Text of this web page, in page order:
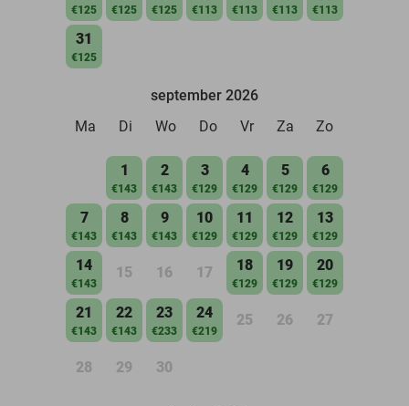
€125 €125 €125 €113 €113 €113 €113
31
€125
september 2026
Ma
Di Wo Do Vr Za Zo
1
€143
2
€143
3
€129
4
€129
5
€129
6
€129
7
€143
8
€143
9
€143
10
€129
11
€129
12
€129
13
€129
14
€143
15 16 17 18
€129
19
€129
20
€129
21
€143
22
€143
23
€233
24
€219
25 26 27
28 29 30